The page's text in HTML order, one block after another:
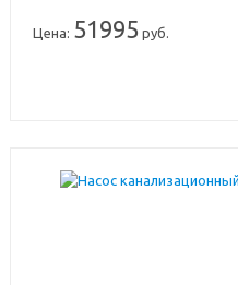
Цена: 51995 руб.